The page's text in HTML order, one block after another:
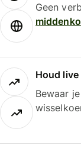
Geen
Houd
Bewaar